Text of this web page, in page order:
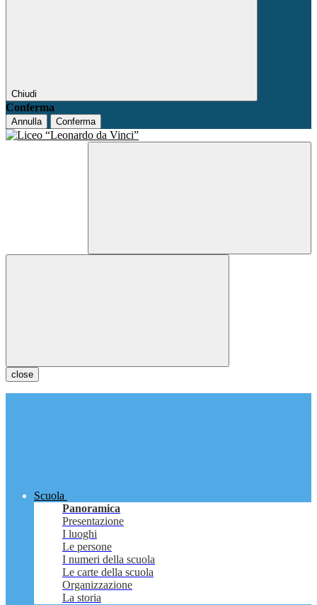
Chiudi
Conferma
Annulla Conferma
close
Scuola
Panoramica
Presentazione
I luoghi
Le persone
I numeri della scuola
Le carte della scuola
Organizzazione
La storia